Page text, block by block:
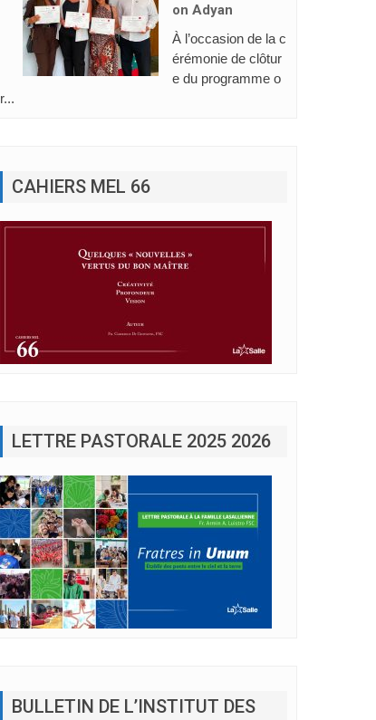
On Adyan
À l’occasion de la c
érémonie de clôtur
e du programme o
r...
CAHIERS MEL 66
LETTRE PASTORALE 2025 2026
BULLETIN DE L’INSTITUT DES